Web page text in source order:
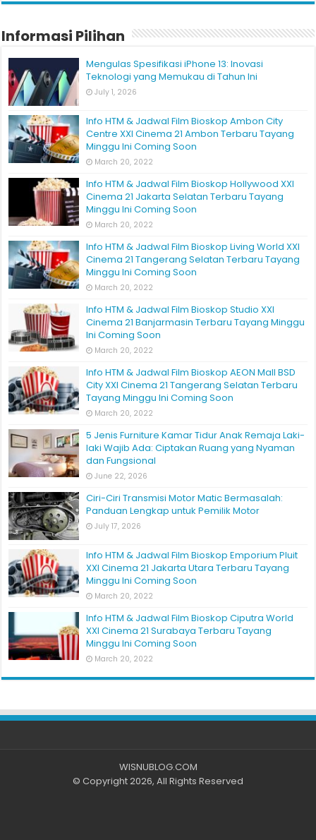
Informasi Pilihan
Mengulas Spesifikasi iPhone 13: Inovasi
Teknologi yang Memukau di Tahun Ini
July 1, 2026
Info HTM & Jadwal Film Bioskop Ambon City
Centre XXI Cinema 21 Ambon Terbaru Tayang
Minggu Ini Coming Soon
March 20, 2022
Info HTM & Jadwal Film Bioskop Hollywood XXI
Cinema 21 Jakarta Selatan Terbaru Tayang
Minggu Ini Coming Soon
March 20, 2022
Info HTM & Jadwal Film Bioskop Living World XXI
Cinema 21 Tangerang Selatan Terbaru Tayang
Minggu Ini Coming Soon
March 20, 2022
Info HTM & Jadwal Film Bioskop Studio XXI
Cinema 21 Banjarmasin Terbaru Tayang Minggu
Ini Coming Soon
March 20, 2022
Info HTM & Jadwal Film Bioskop AEON Mall BSD
City XXI Cinema 21 Tangerang Selatan Terbaru
Tayang Minggu Ini Coming Soon
March 20, 2022
5 Jenis Furniture Kamar Tidur Anak Remaja Laki-
laki Wajib Ada: Ciptakan Ruang yang Nyaman
dan Fungsional
June 22, 2026
Ciri-Ciri Transmisi Motor Matic Bermasalah:
Panduan Lengkap untuk Pemilik Motor
July 17, 2026
Info HTM & Jadwal Film Bioskop Emporium Pluit
XXI Cinema 21 Jakarta Utara Terbaru Tayang
Minggu Ini Coming Soon
March 20, 2022
Info HTM & Jadwal Film Bioskop Ciputra World
XXI Cinema 21 Surabaya Terbaru Tayang
Minggu Ini Coming Soon
March 20, 2022
WISNUBLOG.COM
© Copyright 2026, All Rights Reserved